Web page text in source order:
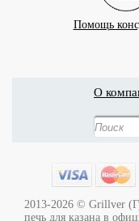
Помощь
О
2013-2026 © Grillver
печь для казана в